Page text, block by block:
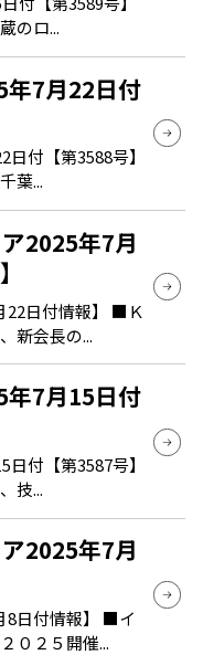
のロ...
年7月22日付
付【第3588号】
葉...
2025年7月
22日付情報】 ■Ｋ
新会長の...
年7月15日付
付【第3587号】
技...
2025年7月
8日付情報】 ■イ
０２５開催...